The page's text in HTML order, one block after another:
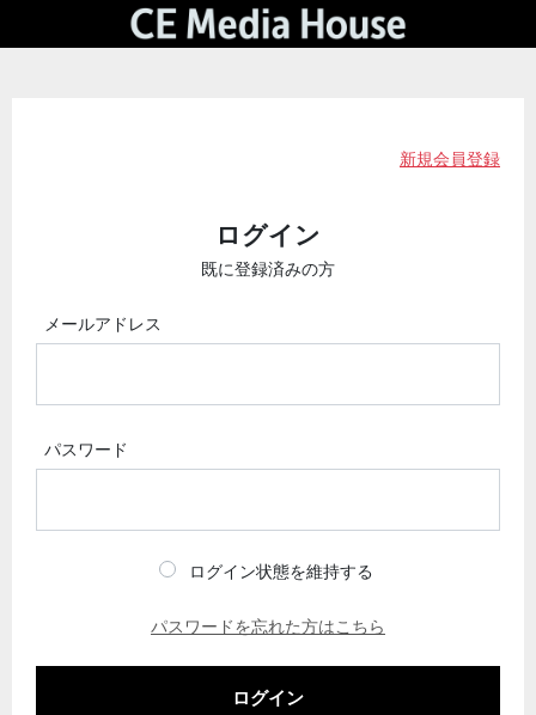
新規会員登録
ログイン
既に登録済みの方
メールアドレス
パスワード
ログイン状態を維持する
パスワードを忘れた方はこちら
ログイン